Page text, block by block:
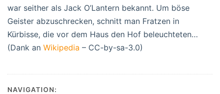
war seither als Jack O’Lantern bekannt. Um böse
Geister abzuschrecken, schnitt man Fratzen in
Kürbisse, die vor dem Haus den Hof beleuchteten…
(Dank an Wikipedia – CC-by-sa-3.0)
NAVIGATION: